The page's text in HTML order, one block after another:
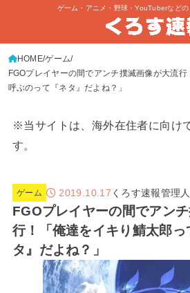
ゲーム・アニメ・野球・YouTuberなどの
HOME ゲーム
FGOプレイヤーの間でアンチ撲滅画像が大流
呼ぶのって『ネタ』だよね？」
※当サイトは、海外在住者に向け
す。
ゲーム 2019.10.17 くろす速報管理人
FGOプレイヤーの間でアン
行！「俺達をイキり鯖太郎
タ』だよね？」